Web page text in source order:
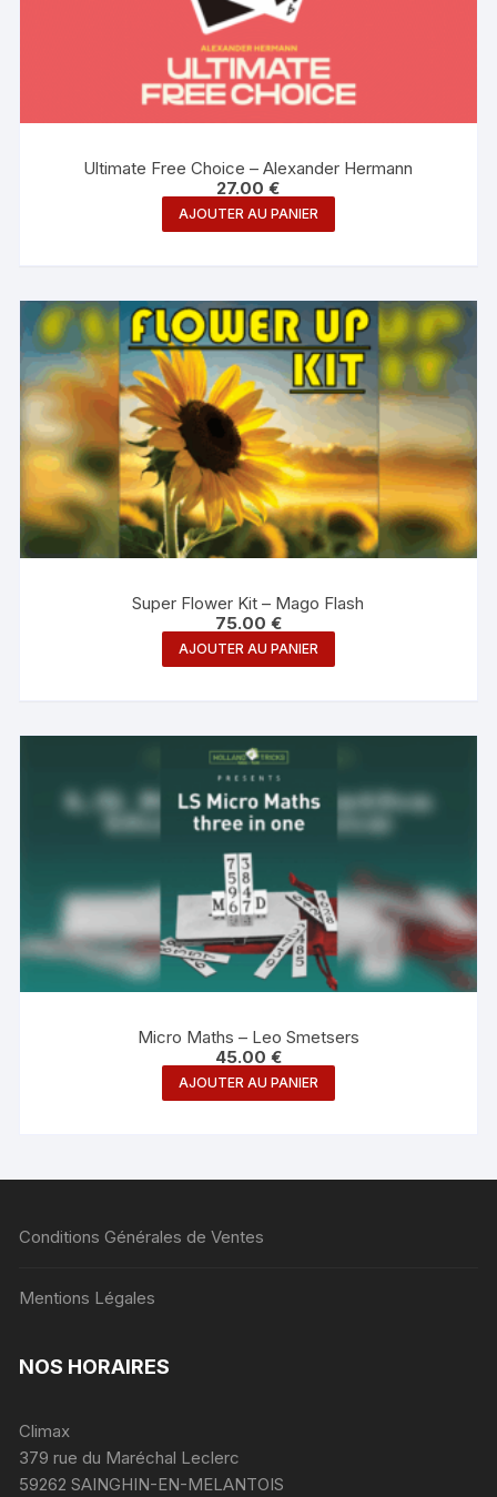
Ultimate Free Choice – Alexander Hermann
27.00€
AJOUTER AU PANIER
Super Flower Kit – Mago Flash
75.00 €
AJOUTER AU PANIER
Micro Maths – Leo Smetsers
45.00 €
AJOUTER AU PANIER
Conditions Générales de Ventes
Mentions Légales
NOS HORAIRES
Climax
379 rue du Maréchal Leclerc
59262 SAINGHIN-EN-MELANTOIS